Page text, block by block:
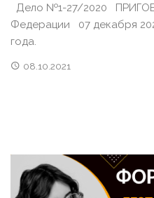
Дело №1-27/2020
Федерации 07 декабря
года.
08.10.2021